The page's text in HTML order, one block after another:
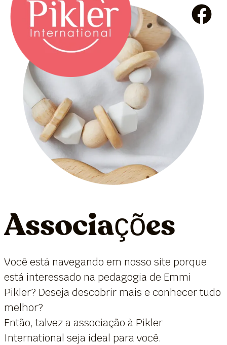
Associações
Você está navegando em nosso site porque
está interessado na pedagogia de Emmi
Pikler? Deseja descobrir mais e conhecer tudo
melhor?
Então, talvez a associação à Pikler
International seja ideal para você.